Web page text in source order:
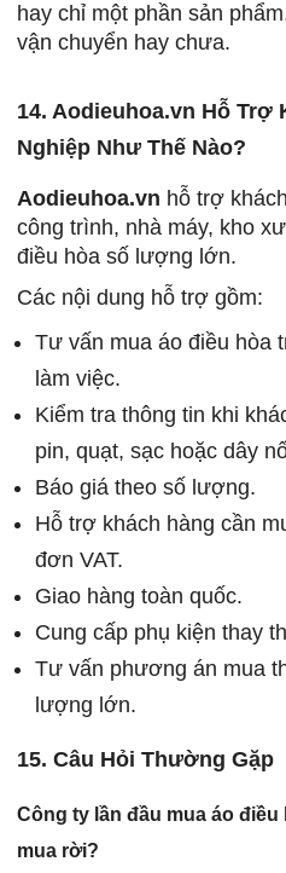
hay chỉ một phần sản
vận chuyển hay chưa.
14. Aodieuhoa.vn Hỗ Trợ
Nghiệp Như Thế Nào?
Aodieuhoa.vn hỗ trợ
công trình, nhà máy, kho
điều hòa số lượng lớn.
Các nội dung hỗ trợ gồm:
Tư vấn mua áo điều hòa
làm việc.
Kiểm tra thông tin khi
pin, quạt, sạc hoặc dây
Báo giá theo số lượng.
Hỗ trợ khách hàng cần
đơn VAT.
Giao hàng toàn quốc.
Cung cấp phụ kiện thay
Tư vấn phương án mua
lượng lớn.
15. Câu Hỏi Thường Gặp
Công ty lần đầu mua áo
mua rời?